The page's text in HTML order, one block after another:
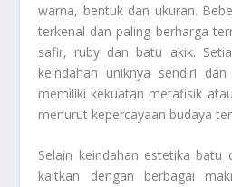
warna, bentuk dan ukuran.
terkenal dan paling berharga
safir, ruby dan batu akik.
keindahan uniknya sendiri
memiliki kekuatan metafisik
menurut kepercayaan budaya
Selain keindahan estetika batu
kaitkan dengan berbagai